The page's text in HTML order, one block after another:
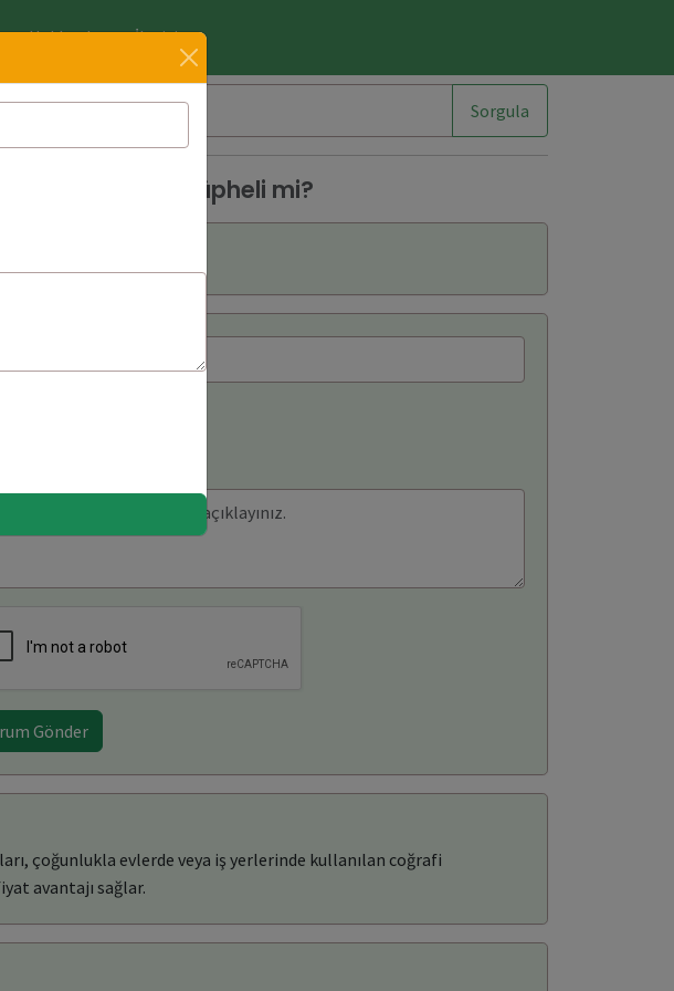
Hakkında İletişim
Sorgula
03125518501 Şüpheli mi?
Gönder
çoğunlukla evlerde veya iş yerlerinde kullanılan coğrafi
avantajı sağlar.